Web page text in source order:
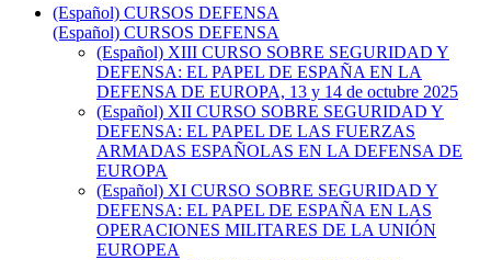
(Español) CURSOS DEFENSA
(Español) CURSOS DEFENSA
(Español) XIII CURSO SOBRE SEGURIDAD Y
DEFENSA: EL PAPEL DE ESPAÑA EN LA
DEFENSA DE EUROPA, 13 y 14 de octubre 2025
(Español) XII CURSO SOBRE SEGURIDAD Y
DEFENSA: EL PAPEL DE LAS FUERZAS
ARMADAS ESPAÑOLAS EN LA DEFENSA DE
EUROPA
(Español) XI CURSO SOBRE SEGURIDAD Y
DEFENSA: EL PAPEL DE ESPAÑA EN LAS
OPERACIONES MILITARES DE LA UNIÓN
EUROPEA